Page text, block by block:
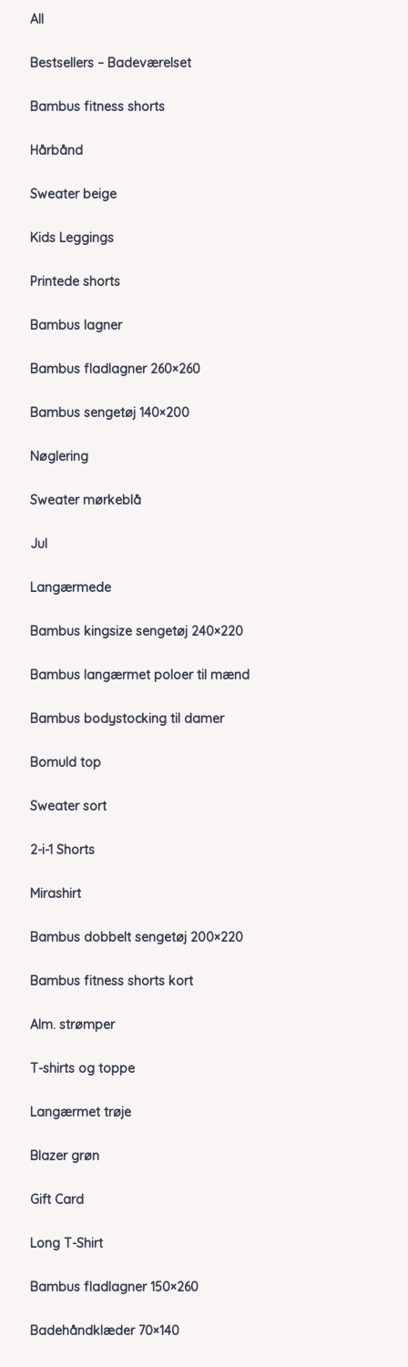
All
Bestsellers – Badeværelset
Bambus fitness shorts
Hårbånd
Sweater beige
Kids Leggings
Printede shorts
Bambus lagner
Bambus fladlagner 260×260
Bambus sengetøj 140×200
Nøglering
Sweater mørkeblå
Jul
Langærmede
Bambus kingsize sengetøj 240×220
Bambus langærmet poloer til mænd
Bambus bodystocking til damer
Bomuld top
Sweater sort
2-i-1 Shorts
Mirashirt
Bambus dobbelt sengetøj 200×220
Bambus fitness shorts kort
Alm. strømper
T-shirts og toppe
Langærmet trøje
Blazer grøn
Gift Card
Long T-Shirt
Bambus fladlagner 150×260
Badehåndklæder 70×140